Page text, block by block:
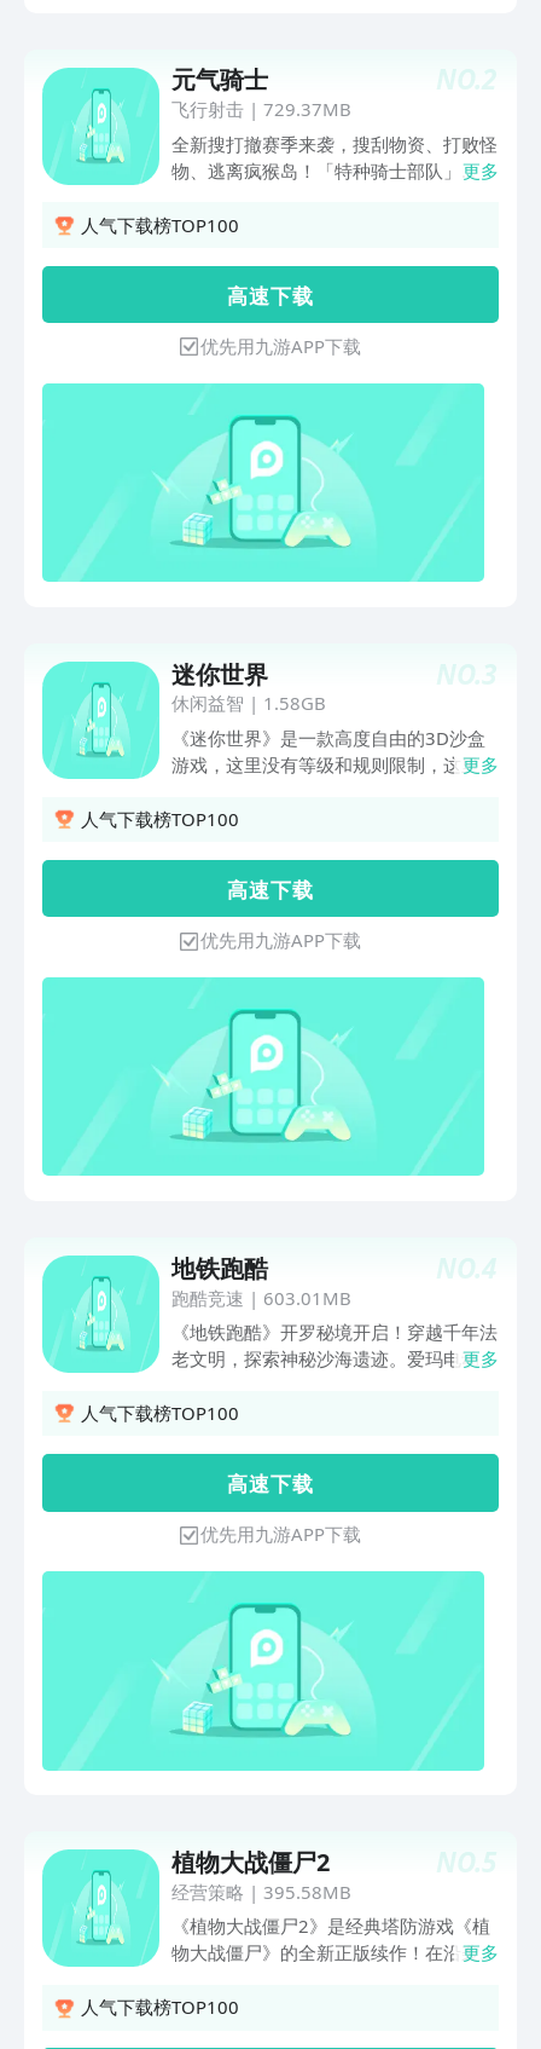
NO.2
元气骑士
飞行射击| 729.37MB
全新搜打撤赛季来袭，搜刮物资、打败怪
物、逃离疯猴岛！「特种骑士部队」
能与新皮肤解锁，全新高能肉鸽冒险，等
怪兽、守护魔法石，保护世界？这里是简
单上手、纯粹又好玩的国产像素地牢
Roguelike弹幕射击爽游《元气骑士》！
探索地牢，搜集各种奇异的武器，战爆小
怪兽！邀请好友联机，搭子作伴、休闲闯
关更轻松！
更多
人气下载榜TOP100
高 速 下 载
优先用九游APP下载
NO.3
迷你世界
休闲益智 | 1.58GB
《迷你世界》是一款高度自由的3D沙盒
游戏，这里没有等级和规则限制，这里没
暂时抛开现实的纷纷扰扰，在这个新的世
过着紧张刺激的冒险生活。最后还可以把
你的世界分享给其他小伙伴，一起欢乐。
更多
人气下载榜TOP100
高 速 下 载
优先用九游APP下载
NO.4
地铁跑酷
跑酷竞速 | 603.01MB
《地铁跑酷》开罗秘境开启！穿越千年法
老文明，探索神秘沙海遗迹。爱玛电动车
与丰富奖励等你体验！
更多
人气下载榜TOP100
高 速 下 载
优先用九游APP下载
NO.5
植物大战僵尸2
经营策略 | 395.58MB
《植物大战僵尸2》是经典塔防游戏《植
物大战僵尸》的全新正版续作！在沿袭了
上，《植物大战僵尸2》带来了更多丰富
更多
人气下载榜TOP100